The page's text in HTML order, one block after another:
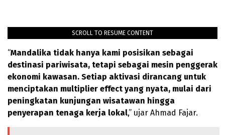
SCROLL TO RESUME CONTENT
“Mandalika tidak hanya kami posisikan sebagai
destinasi pariwisata, tetapi sebagai mesin penggerak
ekonomi kawasan. Setiap aktivasi dirancang untuk
menciptakan multiplier effect yang nyata, mulai dari
peningkatan kunjungan wisatawan hingga
penyerapan tenaga kerja lokal,” ujar Ahmad Fajar.